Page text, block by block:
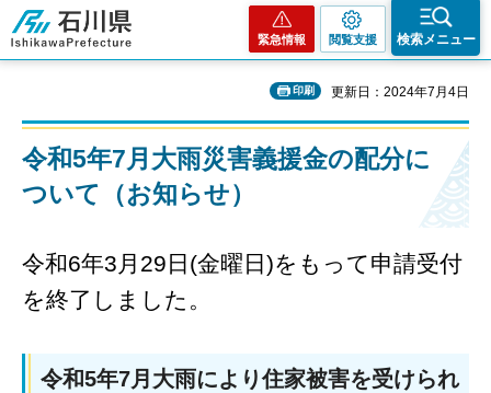
石川県
緊急情報 閲覧支援 検索メニュー
印刷 更新日：2024年7月4日
令和5年7月大雨災害義援金の配分に
ついて（お知らせ）
令和6年3月29日(金曜日)をもって申請受付
を終了しました。
令和5年7月大雨により住家被害を受けられ